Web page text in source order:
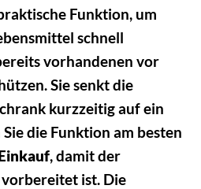
Funktion, um
schnell
vorhandenen vor
Sie senkt die
kurzzeitig auf ein
die Funktion am besten
, damit der
ist. Die